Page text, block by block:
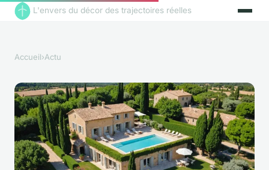
L'envers du décor des trajectoires réelles
Accueil›Actu